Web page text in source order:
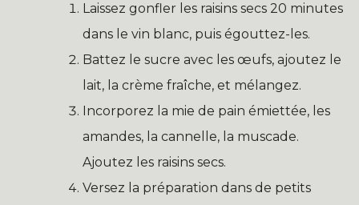
Laissez gonfler les raisins secs 20 minutes
dans le vin blanc, puis égouttez-les.
Battez le sucre avec les œufs, ajoutez le
lait, la crème fraîche, et mélangez.
Incorporez la mie de pain émiettée, les
amandes, la cannelle, la muscade.
Ajoutez les raisins secs.
Versez la préparation dans de petits